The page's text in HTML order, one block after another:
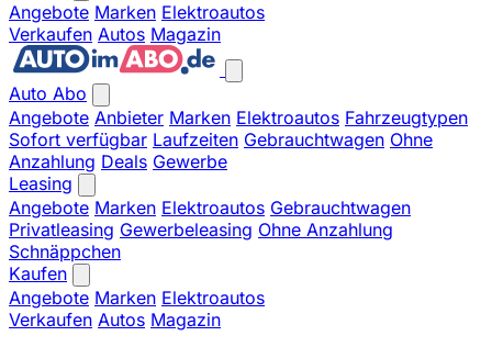
Angebote Marken Elektroautos
Verkaufen Autos Magazin
Auto Abo
Angebote Anbieter Marken Elektroautos Fahrzeugtypen
Sofort verfügbar Laufzeiten Gebrauchtwagen Ohne
Anzahlung Deals Gewerbe
Leasing
Angebote Marken Elektroautos Gebrauchtwagen
Privatleasing Gewerbeleasing Ohne Anzahlung
Schnäppchen
Kaufen
Angebote Marken Elektroautos
Verkaufen Autos Magazin